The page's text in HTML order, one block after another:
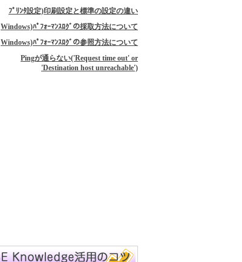
ﾌﾟﾘﾝﾀ設定)印刷設定と標準の設定の違い
Windows)ﾊﾟﾌｫｰﾏﾝｽﾛｸﾞの採取方法について
Windows)ﾊﾟﾌｫｰﾏﾝｽﾛｸﾞの参照方法について
Pingが通らない('Request time out' or
'Destination host unreachable')